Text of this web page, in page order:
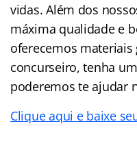
vidas. Além dos
máxima qualidade e
oferecemos
concurseiro, tenha
poderemos te ajudar
Clique aqui e baixe